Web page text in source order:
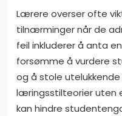
Lærere overser ofte
tilnærminger når de
feil inkluderer å anta
forsømme å vurdere
og å stole
læringsstilteorier uten
kan hindre